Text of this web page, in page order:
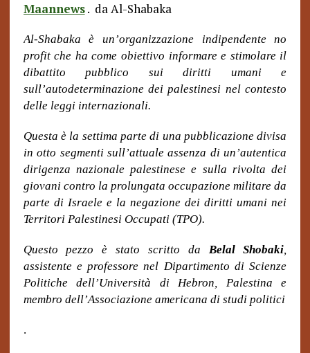
Maannews. da Al-Shabaka
Al-Shabaka è un’organizzazione indipendente no
profit che ha come obiettivo informare e stimolare il
dibattito pubblico sui diritti umani e
sull’autodeterminazione dei palestinesi nel contesto
delle leggi internazionali.
Questa è la settima parte di una pubblicazione divisa
in otto segmenti sull’attuale assenza di un’autentica
dirigenza nazionale palestinese e sulla rivolta dei
giovani contro la prolungata occupazione militare da
parte di Israele e la negazione dei diritti umani nei
Territori Palestinesi Occupati (TPO).
Questo pezzo è stato scritto da Belal Shobaki,
assistente e professore nel Dipartimento di Scienze
Politiche dell’Università di Hebron, Palestina e
membro dell’Associazione americana di studi politici
.